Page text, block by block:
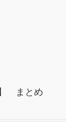
】 まとめ